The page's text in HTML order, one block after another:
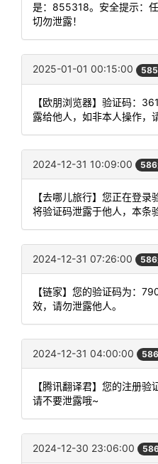
是：855318。安全提示：
切勿泄露！
2025-01-01 00:15:00
【欧朋浏览器】验证码：
露给他人，如非本人操作，
2024-12-31 10:09:00 586
【去哪儿旅行】您正在登
将验证码泄露于他人，本条
2024-12-31 07:26:00 586
【链家】您的验证码为：
效，请勿泄露他人。
2024-12-31 04:00:00
【腾讯翻译君】您的注册
请不要泄露哦~
2024-12-30 23:06:00